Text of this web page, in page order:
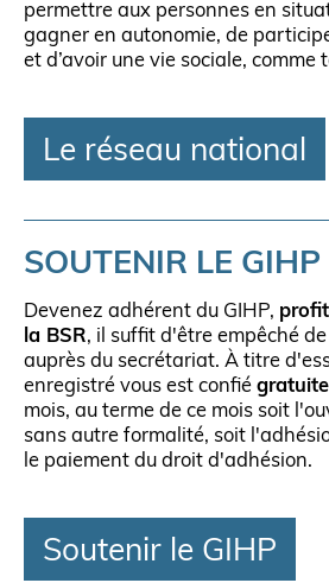
permettre aux personnes en
gagner en autonomie, de
et d’avoir une vie sociale, comme
Le réseau national
SOUTENIR LE GIHP
Devenez adhérent du GIHP,
la BSR, il suffit d'être empêché
auprès du secrétariat. À titre
enregistré vous est confié
mois, au terme de ce mois soit
sans autre formalité, soit
le paiement du droit d'adhésion.
Soutenir le GIHP